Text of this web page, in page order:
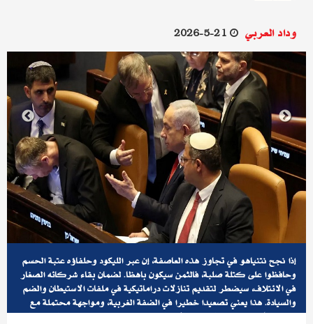
وداد العربي 21-5-2026
إذا نجح نتنياهو في تجاوز هذه العاصفة، إن عبر الليكود وحلفاؤه عتبة الحسم
وحافظوا على كتلة صلبة، فالثمن سيكون باهظا. لضمان بقاء شركائه الصغار
في الائتلاف، سيضطر لتقديم تنازلات دراماتيكية في ملفات الاستيطان والضم
والسيادة. هذا يعني تصعيدا خطيرا في الضفة الغربية، ومواجهة محتملة مع
الإدارة الأمريكية إذا كان ترامب أو خليفته غير مستعدين لمنحه بطاقة بيضاء.